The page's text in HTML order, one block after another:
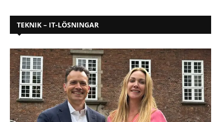
TEKNIK – IT-LÖSNINGAR